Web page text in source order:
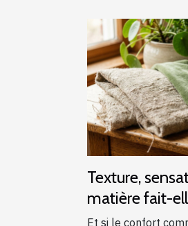
Texture,
matière fait-
Et si le confort